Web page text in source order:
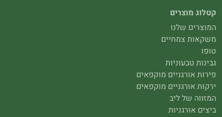
קטלוג מוצרים
המוצרים שלנו
משקאות צמחיים
טופו
גבינות טבעוניות
פירות אורגניים מוקפאים
ירקות אורגניים מוקפאים
המזווה של ליב
ביצים אורגניות